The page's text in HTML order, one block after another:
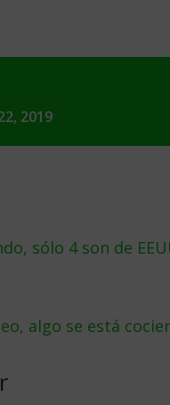
2019
sólo 4 son de
algo se está